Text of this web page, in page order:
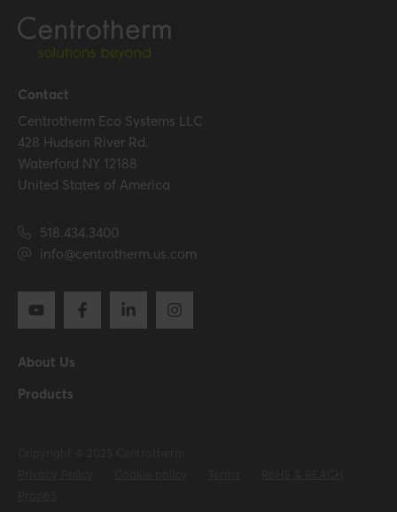
Contact
Centrotherm Eco Systems LLC
428 Hudson River Rd.
Waterford NY 12188
United States of America
518.434.3400
info@centrotherm.us.com
About Us
Products